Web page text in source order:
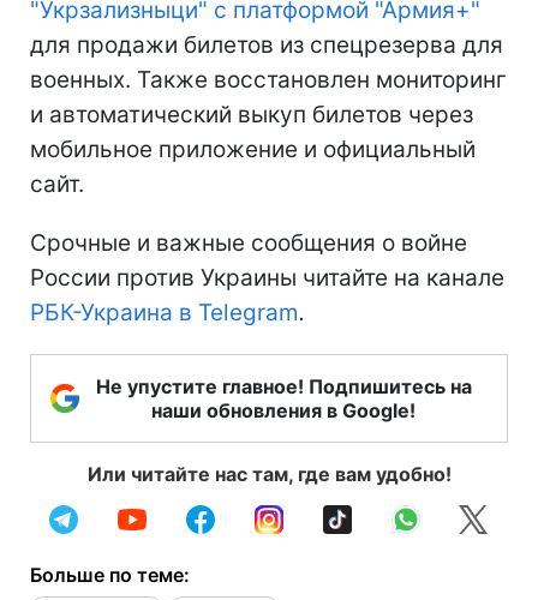
"Укрзализныци" с платформой "Армия+"
для продажи билетов из спецрезерва для
военных. Также восстановлен мониторинг
и автоматический выкуп билетов через
мобильное приложение и официальный
сайт.
Срочные и важные сообщения о войне
России против Украины читайте на канале
РБК-Украина в Telegram.
Не упустите главное! Подпишитесь на
наши обновления в Google!
Или читайте нас там, где вам удобно!
Больше по теме: